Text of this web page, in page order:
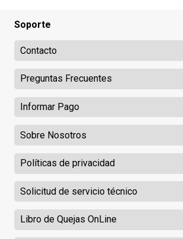
Soporte
Contacto
Preguntas Frecuentes
Informar Pago
Sobre Nosotros
Políticas de privacidad
Solicitud de servicio técnico
Libro de Quejas OnLine